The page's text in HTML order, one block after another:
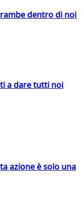
dentro di noi
a dare tutti noi
azione è solo una